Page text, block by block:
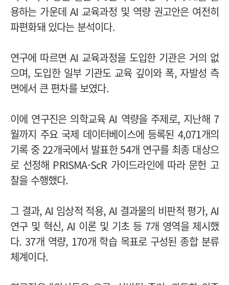
용하는 가운데 AI 교육과정 및 역량 권고안은 여전히
파편화돼 있다는 분석이다.
연구에 따르면 AI 교육과정을 도입한 기관은 거의 없
으며, 도입한 일부 기관도 교육 깊이와 폭, 자발성 측
면에서 큰 편차를 보였다.
이에 연구진은 의학교육 AI 역량을 주제로, 지난해 7
월까지 주요 국제 데이터베이스에 등록된 4,071개의
기록 중 22개국에서 발표한 54개 연구를 최종 대상으
로 선정해 PRISMA-ScR 가이드라인에 따라 문헌 고
찰을 수행했다.
그 결과, AI 임상적 적용, AI 결과물의 비판적 평가, AI
연구 및 혁신, AI 이론 및 기초 등 7개 영역을 제시했
다. 37개 역량, 170개 학습 목표로 구성된 종합 분류
체계이다.